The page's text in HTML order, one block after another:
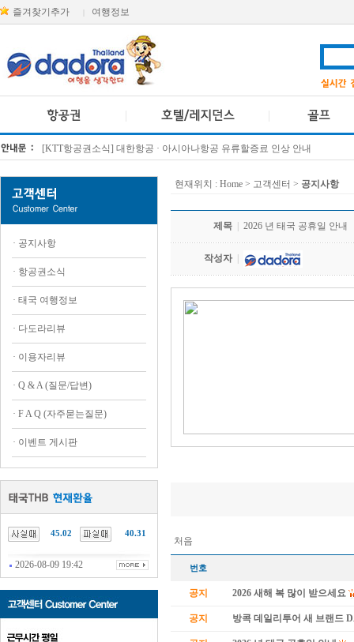
즐겨찾기추가 여행정보
[KTT항공권소식] 대한항공 · 아시아나항공 유류할증료 인상 안내
· 공지사항
· 항공권소식
· 태국 여행정보
· 다도라리뷰
· 이용자리뷰
· Q & A (질문/답변)
· F A Q (자주묻는질문)
· 이벤트 게시판
45.02 40.31
2026-08-09 19:42
현재위치 : Home > 고객센터 > 공지사항
제목 2026 년 태국 공휴일 안내
작성자
처음
번호
공지 2026 새해 복 많이 받으세요
공지 방콕 데일리투어 새 브랜드